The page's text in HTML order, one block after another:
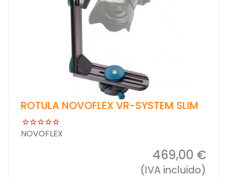
ROTULA NOVOFLEX VR-SYSTEM SLIM
NOVOFLEX
469,00 €
(IVA incluido)